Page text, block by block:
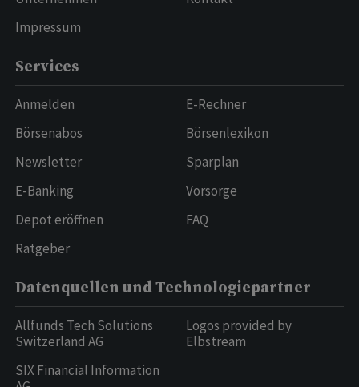
Impressum
Services
Anmelden
Börsenabos
Newsletter
E-Banking
Depot eröffnen
Ratgeber
E-Rechner
Börsenlexikon
Sparplan
Vorsorge
FAQ
Datenquellen und Technologiepartner
Allfunds Tech Solutions
Switzerland AG
SIX Financial Information
Logos provided by
Elbstream